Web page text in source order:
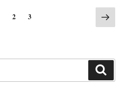
Seite
2 Seite
3
Seite